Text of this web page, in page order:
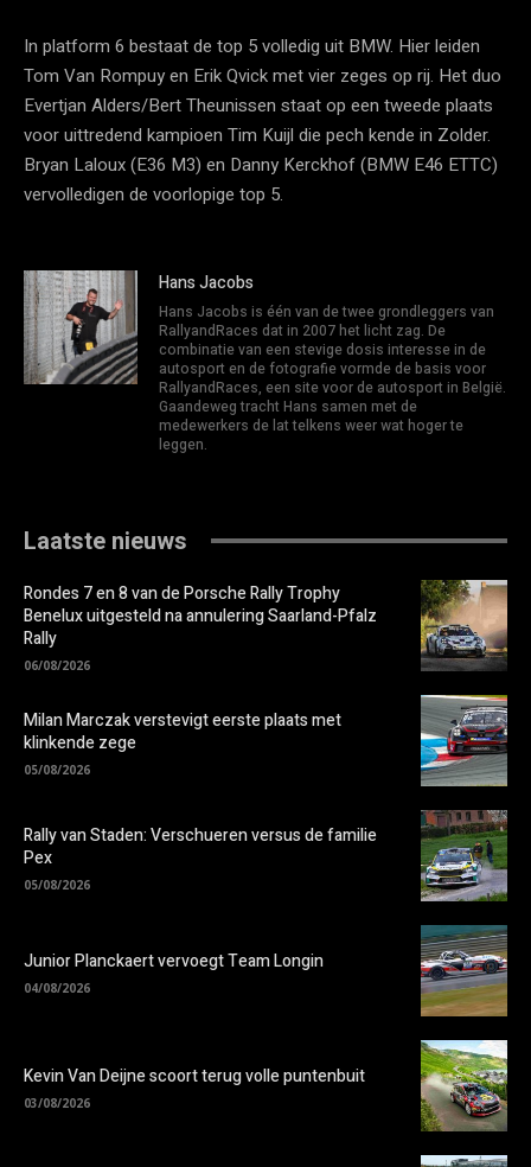
In platform 6 bestaat de top 5 volledig uit BMW. Hier leiden
Tom Van Rompuy en Erik Qvick met vier zeges op rij. Het duo
Evertjan Alders/Bert Theunissen staat op een tweede plaats
voor uittredend kampioen Tim Kuijl die pech kende in Zolder.
Bryan Laloux (E36 M3) en Danny Kerckhof (BMW E46 ETTC)
vervolledigen de voorlopige top 5.
Hans Jacobs
Hans Jacobs is één van de twee grondleggers van
RallyandRaces dat in 2007 het licht zag. De
combinatie van een stevige dosis interesse in de
autosport en de fotografie vormde de basis voor
RallyandRaces, een site voor de autosport in België.
Gaandeweg tracht Hans samen met de
medewerkers de lat telkens weer wat hoger te
leggen.
Laatste nieuws
Rondes 7 en 8 van de Porsche Rally Trophy
Benelux uitgesteld na annulering Saarland-Pfalz
Rally
06/08/2026
Milan Marczak verstevigt eerste plaats met
klinkende zege
05/08/2026
Rally van Staden: Verschueren versus de familie
Pex
05/08/2026
Junior Planckaert vervoegt Team Longin
04/08/2026
Kevin Van Deijne scoort terug volle puntenbuit
03/08/2026